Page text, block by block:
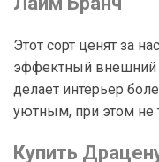
Этот сорт ценят за
эффектный
делает интерьер
уютным, при этом не
Купить